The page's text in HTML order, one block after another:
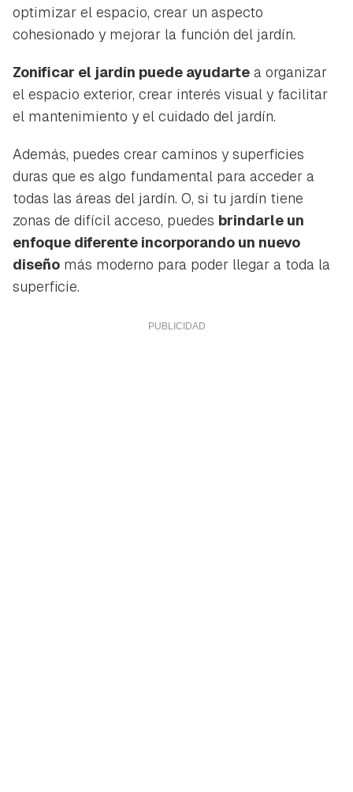
optimizar el espacio, crear un aspecto
cohesionado y mejorar la función del jardín.
Zonificar el jardín puede ayudarte a organizar
el espacio exterior, crear interés visual y facilitar
el mantenimiento y el cuidado del jardín.
Además, puedes crear caminos y superficies
duras que es algo fundamental para acceder a
todas las áreas del jardín. O, si tu jardín tiene
zonas de difícil acceso, puedes brindarle un
enfoque diferente incorporando un nuevo
diseño más moderno para poder llegar a toda la
superficie.